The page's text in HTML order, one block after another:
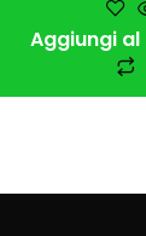
Aggiungi